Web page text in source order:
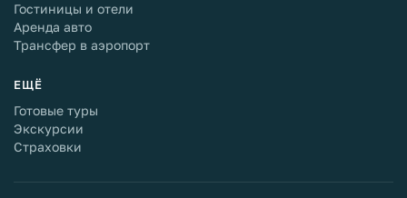
Гостиницы и отели
Аренда авто
Трансфер в аэропорт
ЕЩЁ
Готовые туры
Экскурсии
Страховки